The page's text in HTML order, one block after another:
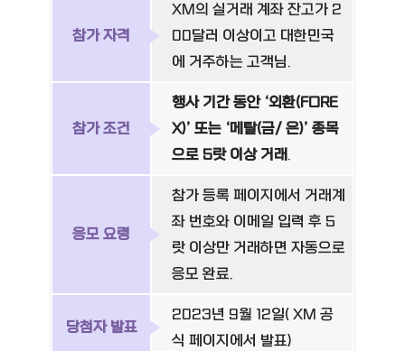
참가 자격
XM의 실거래 계좌 잔고가 2
00달러 이상이고 대한민국
에 거주하는 고객님.
참가 조건
행사 기간 동안 ‘외환(FORE
X)’ 또는 ‘메탈(금/ 은)’ 종목
으로 5랏 이상 거래 .
응모 요령
참가 등록 페이지에서 거래계
좌 번호와 이메일 입력 후 5
랏 이상만 거래하면 자동으로
응모 완료.
당첨자 발표
2023년 9월 12일( XM 공
식 페이지에서 발표)